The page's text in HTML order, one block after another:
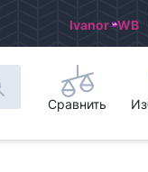
Ivanor WB
Сравнить